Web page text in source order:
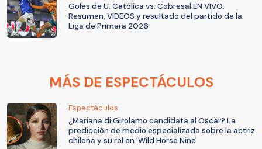
Goles de U. Católica vs. Cobresal EN VIVO:
Resumen, VIDEOS y resultado del partido de la
Liga de Primera 2026
MÁS DE ESPECTÁCULOS
Espectáculos
¿Mariana di Girolamo candidata al Oscar? La
predicción de medio especializado sobre la actriz
chilena y su rol en 'Wild Horse Nine'